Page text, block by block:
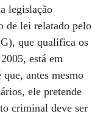
legislação
de lei relatado pelo
que qualifica os
está em
antes mesmo
ele pretende
criminal deve ser